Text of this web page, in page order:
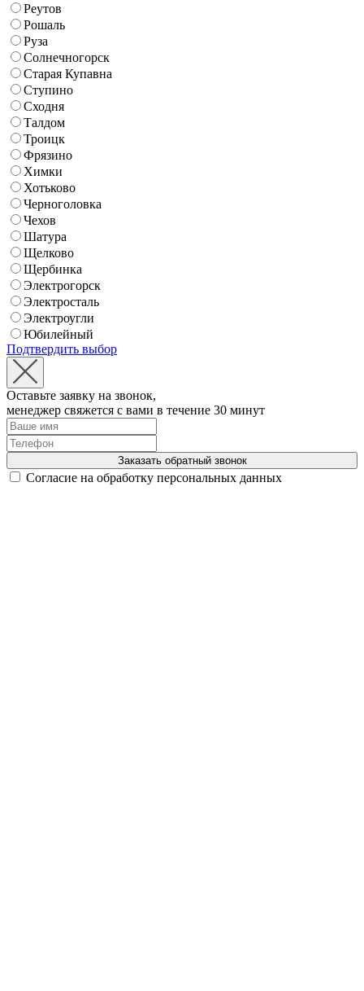
Реутов
Рошаль
Руза
Солнечногорск
Старая Купавна
Ступино
Сходня
Талдом
Троицк
Фрязино
Химки
Хотьково
Черноголовка
Чехов
Шатура
Щелково
Щербинка
Электрогорск
Электросталь
Электроугли
Юбилейный
Подтвердить выбор
Оставьте заявку на звонок,
менеджер свяжется с вами в течение 30 минут
Заказать обратный звонок
Согласие на обработку персональных данных